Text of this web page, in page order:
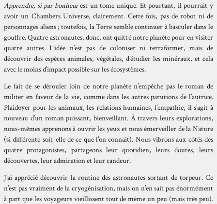
Apprendre, si par bonheurest un tome unique. Et pourtant, il pourrait y
avoir un Chambers Universe, clairement. Cette fois, pas de robot ni de
personnages aliens ; toutefois, la Terre semble continuer à basculer dans le
gouffre. Quatre astronautes, donc, ont quitté notre planète pour en visiter
quatre autres. L’idée n’est pas de coloniser ni terraformer, mais de
découvrir des espèces animales, végétales, d’étudier les minéraux, et cela
avec le moins d’impact possible sur les écosystèmes.
Le fait de se dérouler loin de notre planète n’empêche pas le roman de
militer en faveur de la vie, comme dans les autres parutions de l’autrice.
Plaidoyer pour les animaux, les relations humaines, l’empathie, il s’agit à
nouveau d’un roman puissant, bienveillant. À travers leurs explorations,
nous-mêmes apprenons à ouvrir les yeux et nous émerveiller de la Nature
(si différente soit-elle de ce que l’on connaît). Nous vibrons aux côtés des
quatre protagonistes, partageons leur quotidien, leurs doutes, leurs
découvertes, leur admiration et leur candeur.
J’ai apprécié découvrir la routine des astronautes sortant de torpeur. Ce
n’est pas vraiment de la cryogénisation, mais on n’en sait pas énormément
à part que les voyageurs vieillissent tout de même un peu (mais très peu).